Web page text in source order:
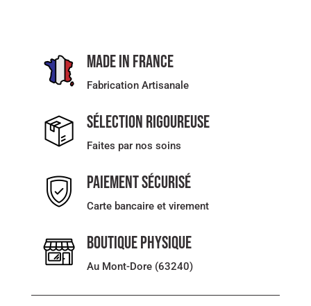
Made in France
Fabrication Artisanale
Sélection rigoureuse
Faites par nos soins
Paiement sécurisé
Carte bancaire et virement
Boutique physique
Au Mont-Dore (63240)